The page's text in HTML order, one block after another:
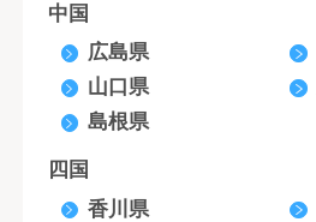
中国
広島県
山口県
島根県
四国
香川県